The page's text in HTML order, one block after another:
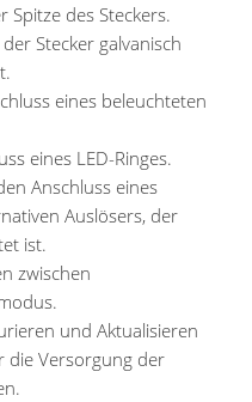
Spitze des Steckers.
Stecker galvanisch
eines beleuchteten
eines LED-Ringes.
Anschluss eines
Auslösers, der
ist.
zwischen
und Aktualisieren
die Versorgung der